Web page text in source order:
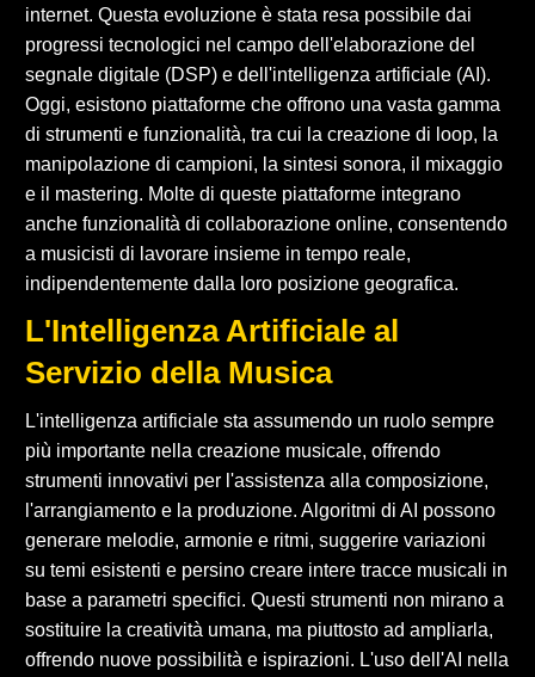
internet. Questa evoluzione è stata resa possibile dai
progressi tecnologici nel campo dell'elaborazione del
segnale digitale (DSP) e dell'intelligenza artificiale (AI).
Oggi, esistono piattaforme che offrono una vasta gamma
di strumenti e funzionalità, tra cui la creazione di loop, la
manipolazione di campioni, la sintesi sonora, il mixaggio
e il mastering. Molte di queste piattaforme integrano
anche funzionalità di collaborazione online, consentendo
a musicisti di lavorare insieme in tempo reale,
indipendentemente dalla loro posizione geografica.
L'Intelligenza Artificiale al
Servizio della Musica
L'intelligenza artificiale sta assumendo un ruolo sempre
più importante nella creazione musicale, offrendo
strumenti innovativi per l'assistenza alla composizione,
l'arrangiamento e la produzione. Algoritmi di AI possono
generare melodie, armonie e ritmi, suggerire variazioni
su temi esistenti e persino creare intere tracce musicali in
base a parametri specifici. Questi strumenti non mirano a
sostituire la creatività umana, ma piuttosto ad ampliarla,
offrendo nuove possibilità e ispirazioni. L'uso dell'AI nella